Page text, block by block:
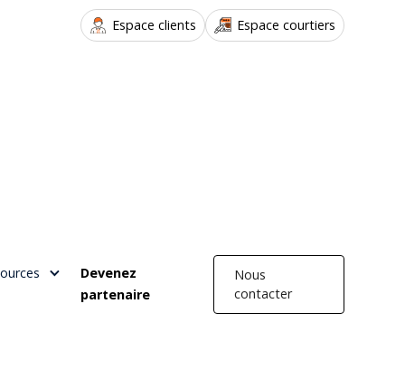
Espace clients Espace courtiers
Devenez
partenaire
Nous
contacter